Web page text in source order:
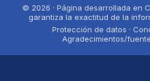
© 2026 · Página desarrollada en
garantiza la exactitud de la
Protección de datos ·
Agradecimientos/